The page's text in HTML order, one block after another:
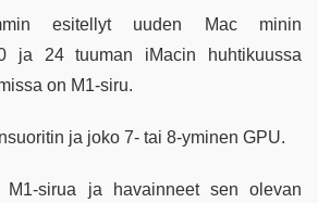
esitellyt uuden Mac minin
ja 24 tuuman iMacin huhtikuussa
on M1-siru.
ja joko 7- tai 8-yminen GPU.
M1-sirua ja havainneet sen olevan